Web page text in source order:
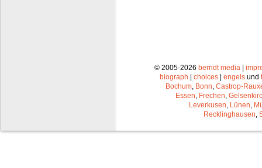
© 2005-2026 berndt media |
biograph | choices | engels und
Bochum Bonn Castrop-
Essen Frechen
Leverkusen Lünen
Recklinghausen